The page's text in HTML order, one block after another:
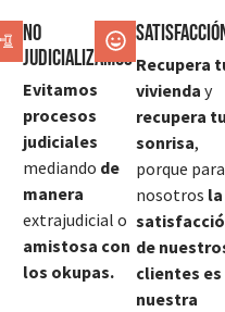
No
judicializamos
Evitamos
procesos
judiciales
mediando de
manera
extrajudicial o
amistosa con
los okupas.
Recupera
vivienda y
recupera
sonrisa,
porque para
nosotros la
de
clientes es
nuestra